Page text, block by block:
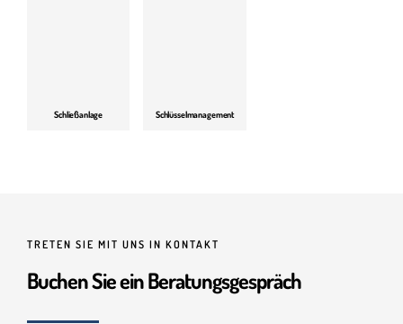
Schließanlage Schlüsselmanagement
TRETEN SIE MIT UNS IN KONTAKT
Buchen Sie ein Beratungsgespräch